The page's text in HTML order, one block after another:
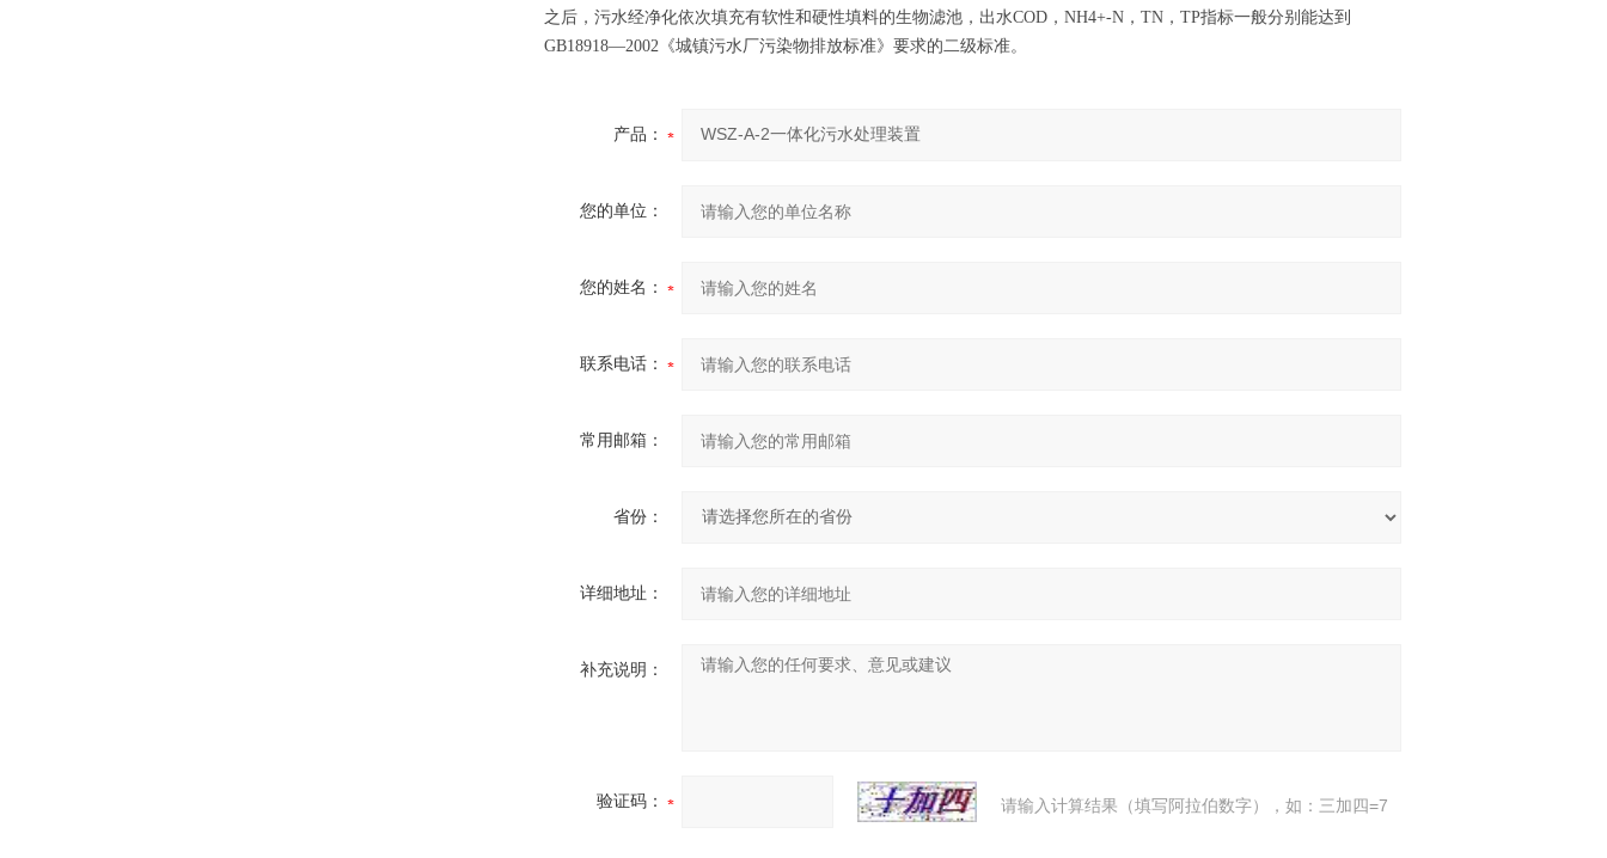
之后，污水经净化依次填充有软性和硬性填料的生物滤池，出水COD，NH4+-N，TN，TP指标一般分别能达到
GB18918—2002《城镇污水厂污染物排放标准》要求的二级标准。
产品：
您的单位：
您的姓名：
联系电话：
常用邮箱：
省份：
详细地址：
补充说明：
验证码： 请输入计算结果（填写阿拉伯数字），如：三加四=7